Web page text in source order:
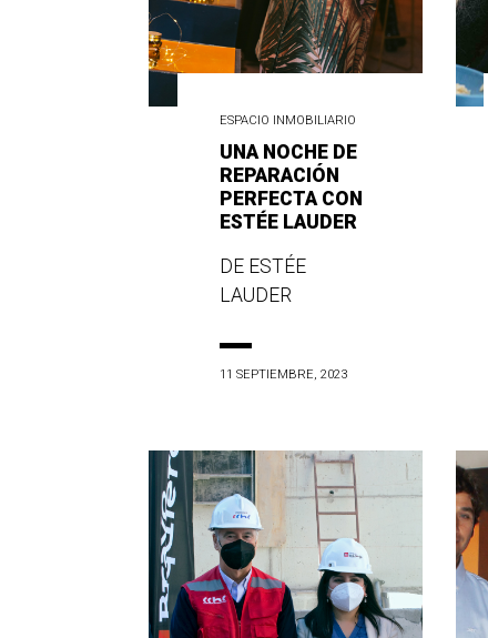
ESPACIO INMOBILIARIO
UNA NOCHE DE
REPARACIÓN
PERFECTA CON
ESTÉE LAUDER
DE ESTÉE
LAUDER
11 SEPTIEMBRE, 2023